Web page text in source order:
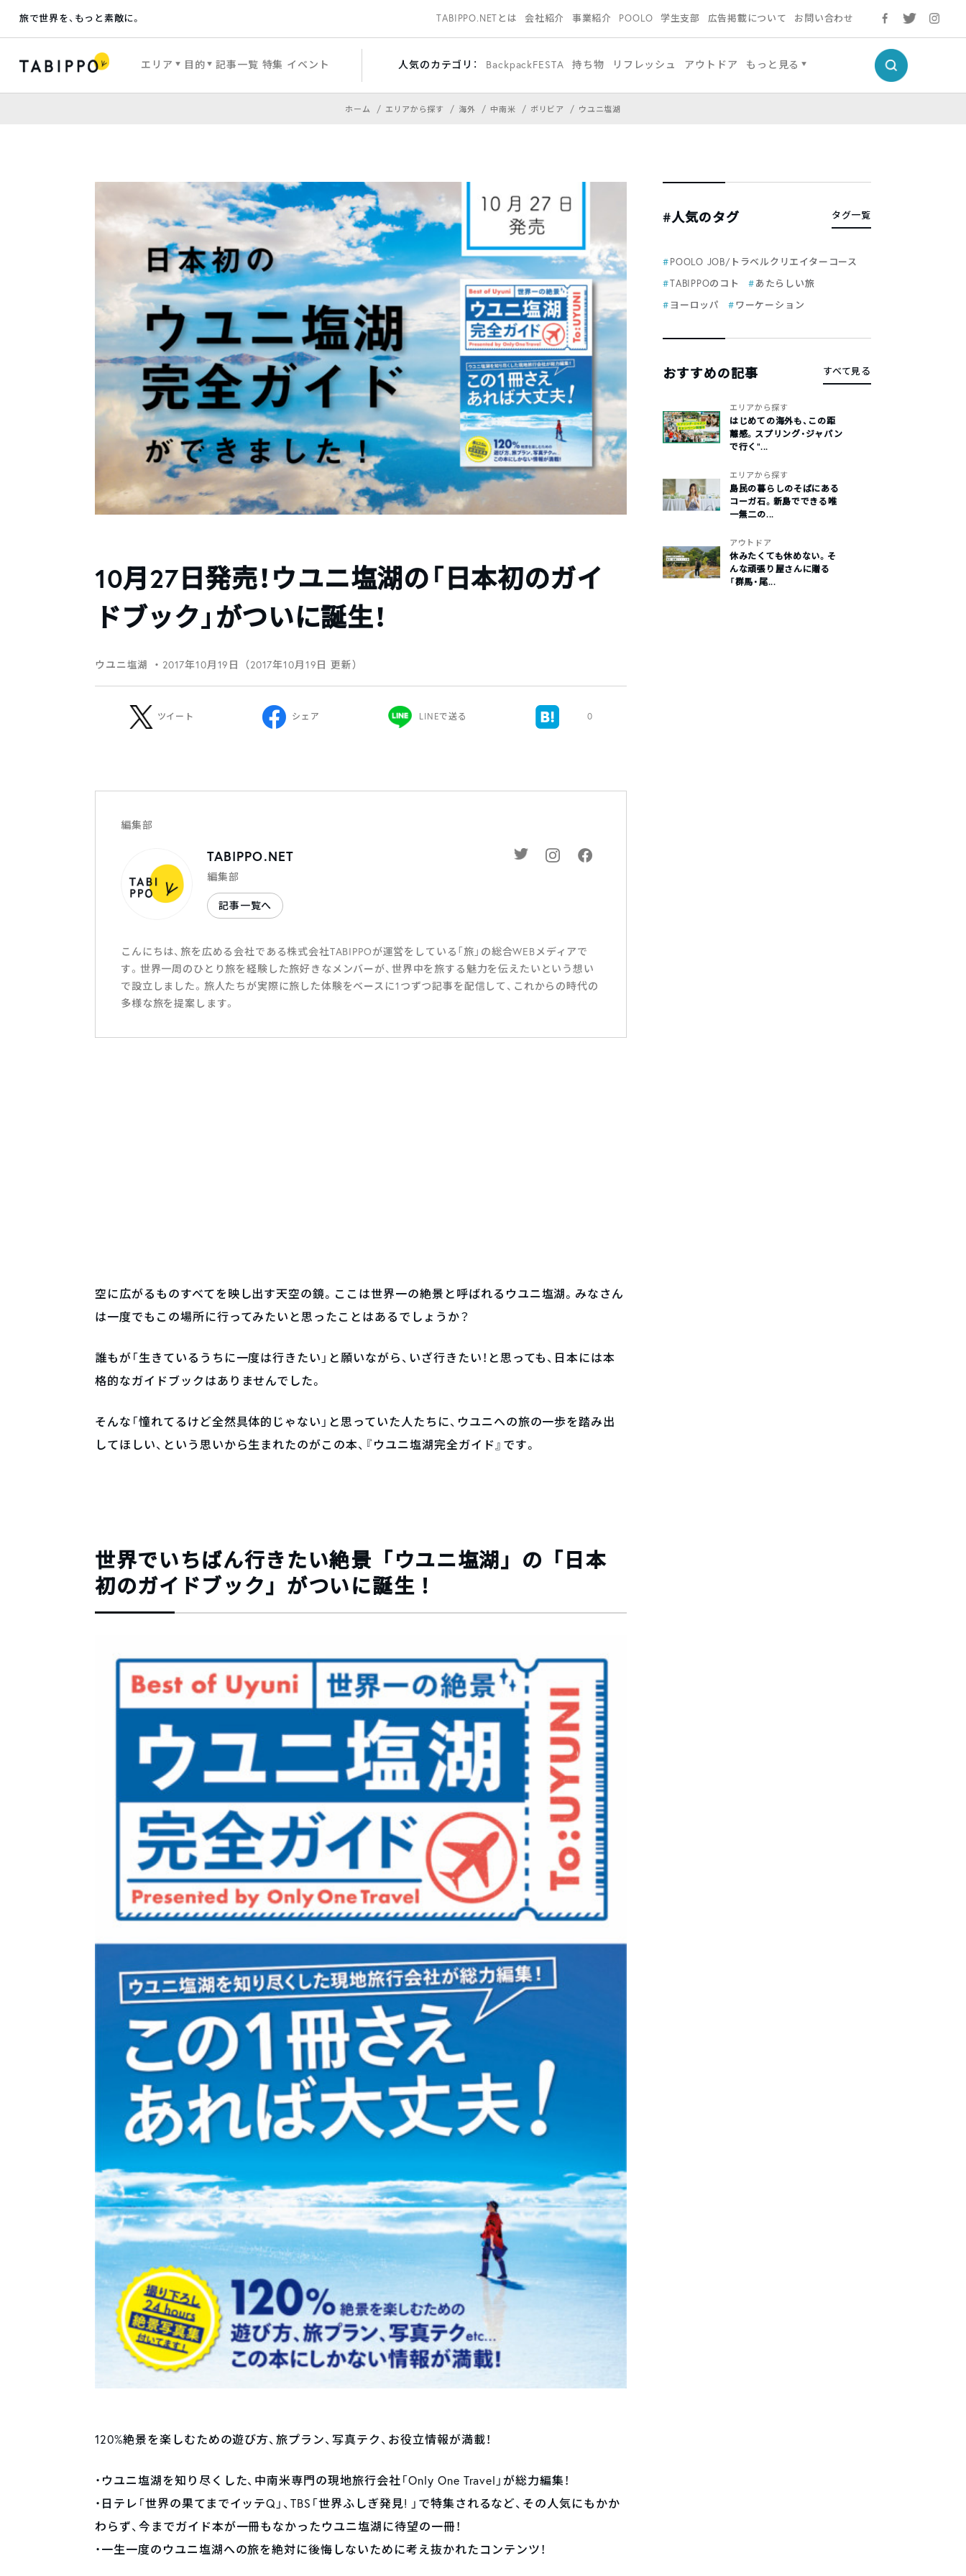
旅で世界を、もっと素敵に。 TABIPPO.NETとは 会社紹介 事業紹介 POOLO 学生支部 広告掲載について お問い合わせ
エリア 目的 記事一覧 特集 イベント 人気のカテゴリ： BackpackFESTA 持ち物 リフレッシュ アウトドア もっと見る
ホーム エリアから探す 海外 中南米 ボリビア ウユニ塩湖
10月27日発売！ウユニ塩湖の「日本初のガイ
ドブック」がついに誕生！
ウユニ塩湖 ・2017年10月19日（2017年10月19日 更新）
ツイート シェア LINEで送る 0
編集部
TABIPPO.NET
編集部
記事一覧へ
こんにちは、旅を広める会社である株式会社TABIPPOが運営をしている「旅」の総合WEBメディアで
す。世界一周のひとり旅を経験した旅好きなメンバーが、世界中を旅する魅力を伝えたいという想い
で設立しました。旅人たちが実際に旅した体験をベースに1つずつ記事を配信して、これからの時代の
多様な旅を提案します。
空に広がるものすべてを映し出す天空の鏡。ここは世界一の絶景と呼ばれるウユニ塩湖。みなさん
は一度でもこの場所に行ってみたいと思ったことはあるでしょうか？
誰もが「生きているうちに一度は行きたい」と願いながら、いざ行きたい！と思っても、日本には本
格的なガイドブックはありませんでした。
そんな「憧れてるけど全然具体的じゃない」と思っていた人たちに、ウユニへの旅の一歩を踏み出
してほしい、という思いから生まれたのがこの本、『ウユニ塩湖完全ガイド』です。
世界でいちばん行きたい絶景「ウユニ塩湖」の「日本
初のガイドブック」がついに誕生！
120%絶景を楽しむための遊び方、旅プラン、写真テク、お役立情報が満載！
・ウユニ塩湖を知り尽くした、中南米専門の現地旅行会社「Only One Travel」が総力編集！
・日テレ「世界の果てまでイッテQ」、TBS「世界ふしぎ発見! 」で特集されるなど、その人気にもかか
わらず、今までガイド本が一冊もなかったウユニ塩湖に待望の一冊！
・一生一度のウユニ塩湖への旅を絶対に後悔しないために考え抜かれたコンテンツ！
#人気のタグ タグ一覧
POOLO JOB/トラベルクリエイターコース
TABIPPOのコト
あたらしい旅
ヨーロッパ
ワーケーション
おすすめの記事 すべて見る
エリアから探す
はじめての海外も、この距
離感。スプリング・ジャパン
で行く“...
エリアから探す
島民の暮らしのそばにある
コーガ石。新島でできる唯
一無二の...
アウトドア
休みたくても休めない。そ
んな頑張り屋さんに贈る
「群馬・尾...